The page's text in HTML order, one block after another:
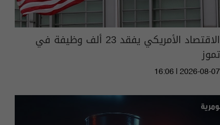
الاقتصاد الأمريكي يفقد 23 ألف وظيفة في
تموز
16:06 | 2026-08-07